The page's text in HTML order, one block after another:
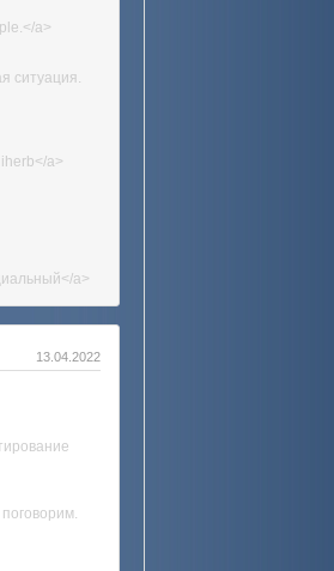
a>
ситуация.
a>
a>
13.04.2022